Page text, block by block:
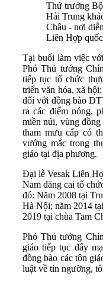
Thứ trưởng
Hải Trung
Châu - nơi
Liên Hợp
Tại buổi làm việc
Phó Thủ tướng
tiếp tục tổ chức
triển văn hóa, xã
đối với đồng bào
ra các điểm nóng,
miền núi, vùng
tham mưu cấp có
vướng mắc trong
giáo tại địa phương.
Đại lễ Vesak Liên
Nam đăng cai tổ
đó: Năm 2008 tại
Hà Nội; năm 2014
2019 tại chùa Tam
Phó Thủ tướng
giáo tiếp tục đẩy
đồng bào các tôn
luật về tín ngưỡng,